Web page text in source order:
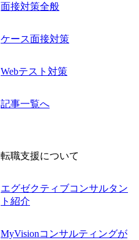
面接対策全般
ケース面接対策
Webテスト対策
記事一覧へ
転職支援について
エグゼクティブコンサルタン
ト紹介
MyVisionコンサルティングが